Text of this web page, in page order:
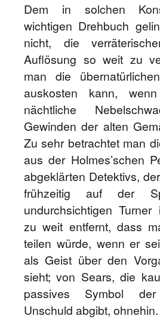
Dem in solchen
wichtigen Drehbuch
nicht, die
Auflösung so weit zu
man die
auskosten kann,
nächtliche
Gewinden der alten
Zu sehr betrachtet man
aus der Holmes’schen
abgeklärten Detektivs,
frühzeitig auf der
undurchsichtigen
zu weit entfernt, dass
teilen würde, wenn er
als Geist über den
sieht; von Sears, die
passives Symbol der
Unschuld abgibt, ohnehin.